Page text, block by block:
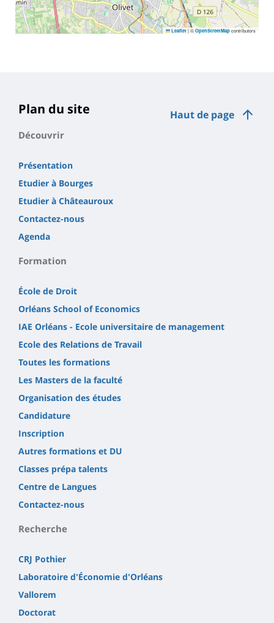
Leaflet |© OpenStreetMap contributors
Haut de page
Plan du site
Découvrir
Présentation
Etudier à Bourges
Etudier à Châteauroux
Contactez-nous
Agenda
Formation
École de Droit
Orléans School of Economics
IAE Orléans - Ecole universitaire de management
Ecole des Relations de Travail
Toutes les formations
Les Masters de la faculté
Organisation des études
Candidature
Inscription
Autres formations et DU
Classes prépa talents
Centre de Langues
Contactez-nous
Recherche
CRJ Pothier
Laboratoire d'Économie d'Orléans
Vallorem
Doctorat